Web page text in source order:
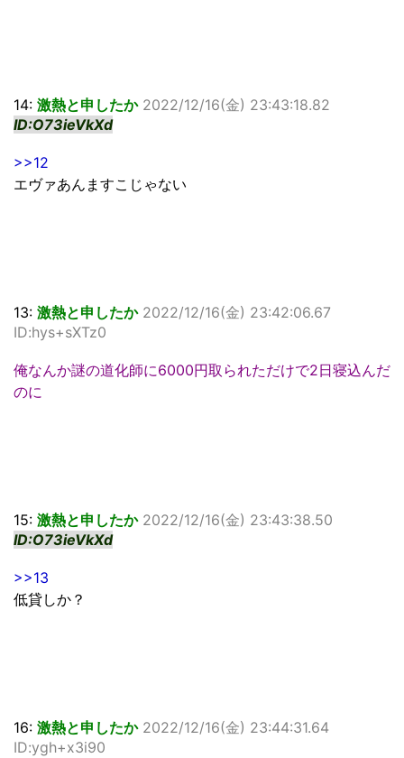
14: 激熱と申したか 2022/12/16(金) 23:43:18.82
ID:O73ieVkXd
>>12
エヴァあんますこじゃない
13: 激熱と申したか 2022/12/16(金) 23:42:06.67
ID:hys+sXTz0
俺なんか謎の道化師に6000円取られただけで2日寝込んだ
のに
15: 激熱と申したか 2022/12/16(金) 23:43:38.50
ID:O73ieVkXd
>>13
低貸しか？
16: 激熱と申したか 2022/12/16(金) 23:44:31.64
ID:ygh+x3i90